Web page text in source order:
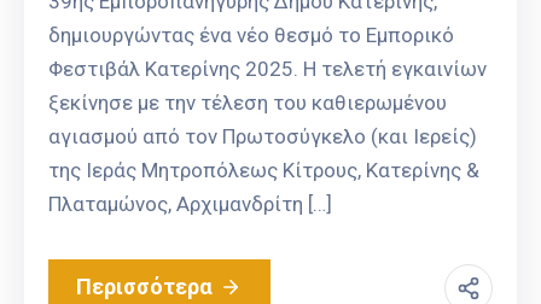
δημιουργώντας ένα νέο θεσμό το Εμπορικό
Φεστιβάλ Κατερίνης 2025. Η τελετή εγκαινίων
ξεκίνησε με την τέλεση του καθιερωμένου
αγιασμού από τον Πρωτοσύγκελο (και Ιερείς)
της Ιεράς Μητροπόλεως Κίτρους, Κατερίνης &
Πλαταμώνος, Αρχιμανδρίτη […]
Περισσότερα